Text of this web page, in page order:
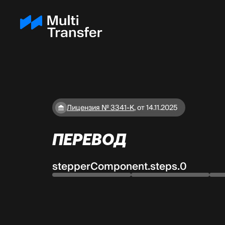
Лицензия № 3341-К,от 14.11.2025
ПЕРЕВОД
stepperComponent.steps.0